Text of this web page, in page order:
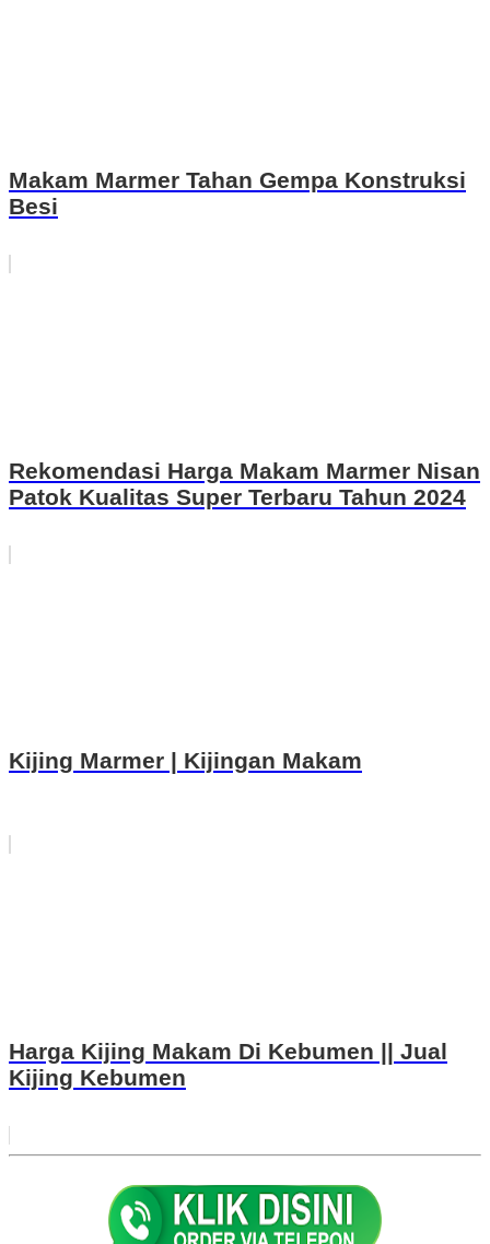
Makam Marmer Tahan Gempa Konstruksi
Besi
Rekomendasi Harga Makam Marmer Nisan
Patok Kualitas Super Terbaru Tahun 2024
Kijing Marmer | Kijingan Makam
Harga Kijing Makam Di Kebumen || Jual
Kijing Kebumen